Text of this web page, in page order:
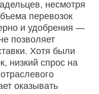
несмотря
перевозок
и удобрения —
позволяет
Хотя были
низкий спрос на
оказывать